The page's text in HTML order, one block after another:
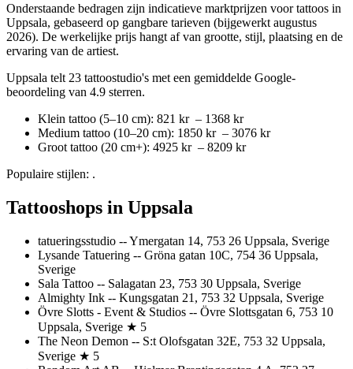
Onderstaande bedragen zijn indicatieve marktprijzen voor tattoos in
Uppsala, gebaseerd op gangbare tarieven (bijgewerkt augustus
2026). De werkelijke prijs hangt af van grootte, stijl, plaatsing en de
ervaring van de artiest.
Uppsala telt 23 tattoostudio's met een gemiddelde Google-
beoordeling van 4.9 sterren.
Klein tattoo (5–10 cm): 821 kr – 1368 kr
Medium tattoo (10–20 cm): 1850 kr – 3076 kr
Groot tattoo (20 cm+): 4925 kr – 8209 kr
Populaire stijlen: .
Tattooshops in Uppsala
tatueringsstudio -- Ymergatan 14, 753 26 Uppsala, Sverige
Lysande Tatuering -- Gröna gatan 10C, 754 36 Uppsala,
Sverige
Sala Tattoo -- Salagatan 23, 753 30 Uppsala, Sverige
Almighty Ink -- Kungsgatan 21, 753 32 Uppsala, Sverige
Övre Slotts - Event & Studios -- Övre Slottsgatan 6, 753 10
Uppsala, Sverige ★ 5
The Neon Demon -- S:t Olofsgatan 32E, 753 32 Uppsala,
Sverige ★ 5